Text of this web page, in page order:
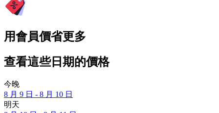
用會員價省更多
查看這些日期的價格
今晚
8 月 9 日 - 8 月 10 日
明天